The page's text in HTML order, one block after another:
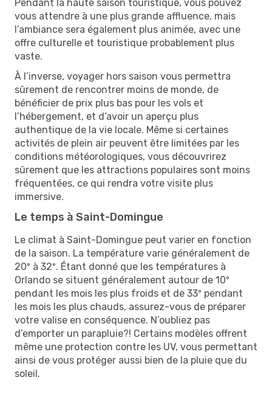
Pendant la haute saison touristique, vous pouvez
vous attendre à une plus grande affluence, mais
l’ambiance sera également plus animée, avec une
offre culturelle et touristique probablement plus
vaste.
À l’inverse, voyager hors saison vous permettra
sûrement de rencontrer moins de monde, de
bénéficier de prix plus bas pour les vols et
l’hébergement, et d’avoir un aperçu plus
authentique de la vie locale. Même si certaines
activités de plein air peuvent être limitées par les
conditions météorologiques, vous découvrirez
sûrement que les attractions populaires sont moins
fréquentées, ce qui rendra votre visite plus
immersive.
Le temps à Saint-Domingue
Le climat à Saint-Domingue peut varier en fonction
de la saison. La température varie généralement de
20º à 32º. Étant donné que les températures à
Orlando se situent généralement autour de 10º
pendant les mois les plus froids et de 33º pendant
les mois les plus chauds, assurez-vous de préparer
votre valise en conséquence. N’oubliez pas
d’emporter un parapluie?! Certains modèles offrent
même une protection contre les UV, vous permettant
ainsi de vous protéger aussi bien de la pluie que du
soleil.